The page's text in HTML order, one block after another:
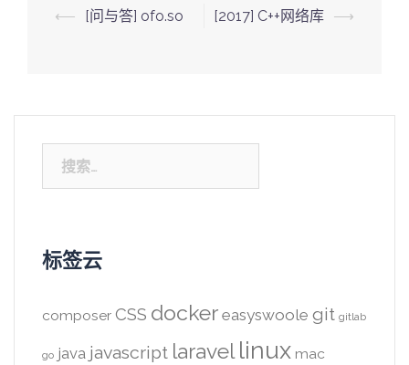
Post
⟵ [问与答] ofo.so [2017] C++网络库 ⟶
索：
标签云
composer CSS docker easyswoole git gitlab
go java javascript laravel linux mac